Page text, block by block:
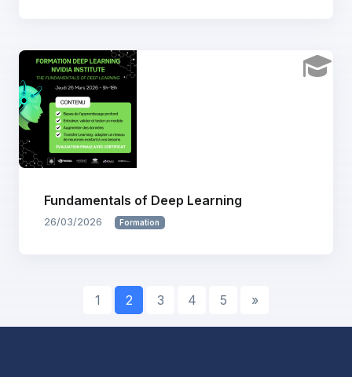
Fundamentals of Deep Learning
26/03/2026 Formation
1 2 3 4 5 »